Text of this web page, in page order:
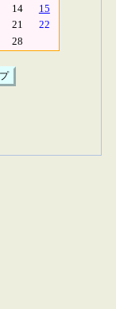
14
15
21
22
28